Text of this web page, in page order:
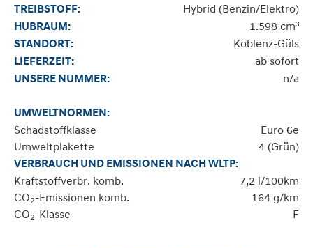
TREIBSTOFF:
Hybrid (Benzin/Elektro)
HUBRAUM:
1.598 cm³
STANDORT:
Koblenz-Güls
LIEFERZEIT:
ab sofort
UNSERE NUMMER:
n/a
UMWELTNORMEN:
Schadstoffklasse
Euro 6e
Umweltplakette
4 (Grün)
VERBRAUCH UND EMISSIONEN NACH WLTP:
Kraftstoffverbr. komb.
7,2 l/100km
CO2-Emissionen komb.
164 g/km
CO2-Klasse F